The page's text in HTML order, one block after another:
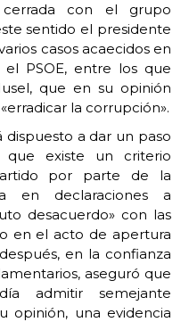
con el grupo
sentido el presidente
casos acaecidos en
PSOE, entre los que
que en su opinión
la corrupción».
a dar un paso
existe un criterio
por parte de la
en declaraciones a
desacuerdo» con las
en el acto de apertura
en la confianza
aseguró que
admitir semejante
opinión, una evidencia